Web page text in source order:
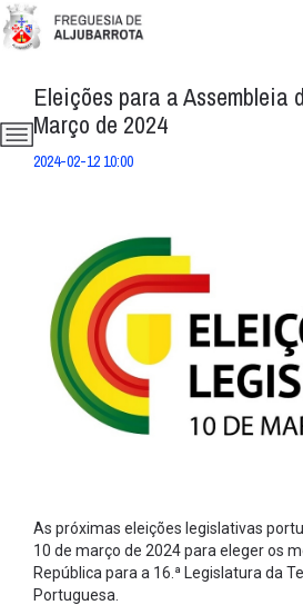
Eleições para a Assembleia
Março de 2024
2024-02-12 10:00
As próximas eleições legislativas
10 de março de 2024 para eleger os
República para a 16.ª Legislatura da
Portuguesa.